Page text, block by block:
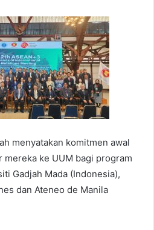
menyatakan komitmen awal
ke UUM bagi program
Gadjah Mada (Indonesia),
dan Ateneo de Manila